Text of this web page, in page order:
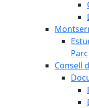
Parc
Consell